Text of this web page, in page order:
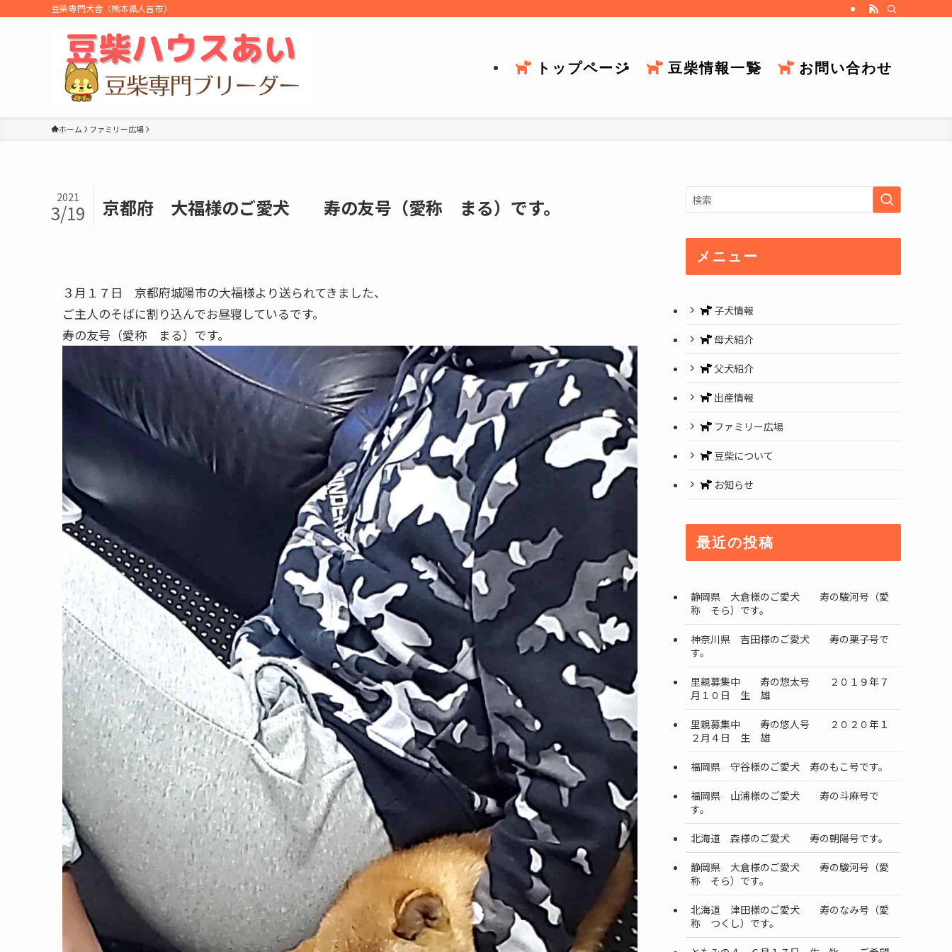
豆柴専門犬舎（熊本県人吉市）
トップページ 豆柴情報一覧 お問い合わせ
ホーム ファミリー広場
京都府 大福様のご愛犬 寿の友号（愛称 まる）です。
2021
3/19
３月１７日 京都府城陽市の大福様より送られてきました、
ご主人のそばに割り込んでお昼寝しているです。
寿の友号（愛称 まる）です。
メニュー
子犬情報
母犬紹介
父犬紹介
出産情報
ファミリー広場
豆柴について
お知らせ
最近の投稿
静岡県 大倉様のご愛犬 寿の駿河号（愛
称 そら）です。
神奈川県 吉田様のご愛犬 寿の栗子号で
す。
里親募集中 寿の惣太号 ２０１９年７
月１０日 生 雄
里親募集中 寿の悠人号 ２０２０年１
２月４日 生 雄
福岡県 守谷様のご愛犬 寿のもこ号です。
福岡県 山浦様のご愛犬 寿の斗麻号で
す。
北海道 森様のご愛犬 寿の朝陽号です。
静岡県 大倉様のご愛犬 寿の駿河号（愛
称 そら）です。
北海道 津田様のご愛犬 寿のなみ号（愛
称 つくし）です。